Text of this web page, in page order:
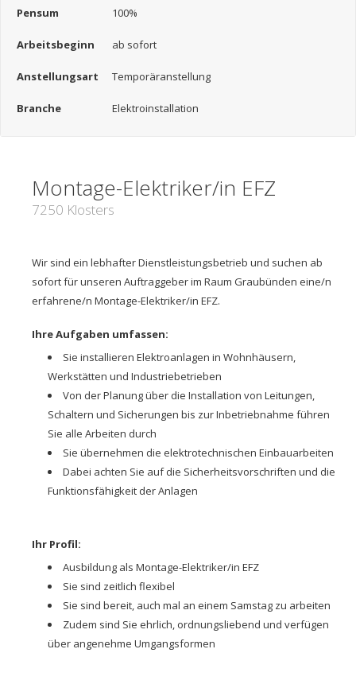
Pensum 100%
Arbeitsbeginn ab sofort
Anstellungsart Temporäranstellung
Branche Elektroinstallation
Montage-Elektriker/in EFZ
7250 Klosters
Wir sind ein lebhafter Dienstleistungsbetrieb und suchen ab
sofort für unseren Auftraggeber im Raum Graubünden eine/n
erfahrene/n Montage-Elektriker/in EFZ.
Ihre Aufgaben umfassen:
Sie installieren Elektroanlagen in Wohnhäusern,
Werkstätten und Industriebetrieben
Von der Planung über die Installation von Leitungen,
Schaltern und Sicherungen bis zur Inbetriebnahme führen
Sie alle Arbeiten durch
Sie übernehmen die elektrotechnischen Einbauarbeiten
Dabei achten Sie auf die Sicherheitsvorschriften und die
Funktionsfähigkeit der Anlagen
Ihr Profil:
Ausbildung als Montage-Elektriker/in EFZ
Sie sind zeitlich flexibel
Sie sind bereit, auch mal an einem Samstag zu arbeiten
Zudem sind Sie ehrlich, ordnungsliebend und verfügen
über angenehme Umgangsformen